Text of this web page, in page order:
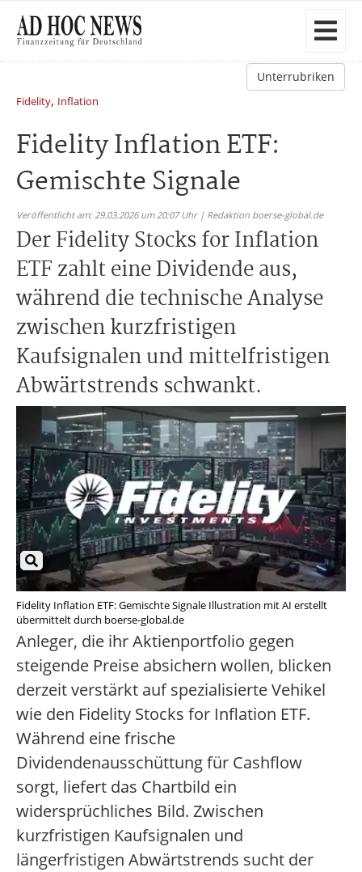
Unterrubriken
Fidelity, Inflation
Fidelity Inflation ETF:
Gemischte Signale
Veröffentlicht am: 29.03.2026 um 20:07 Uhr | Redaktion boerse-global.de
Der Fidelity Stocks for Inflation
ETF zahlt eine Dividende aus,
während die technische Analyse
zwischen kurzfristigen
Kaufsignalen und mittelfristigen
Abwärtstrends schwankt.
Fidelity Inflation ETF: Gemischte Signale Illustration mit AI erstellt
übermittelt durch boerse-global.de
Anleger, die ihr Aktienportfolio gegen
steigende Preise absichern wollen, blicken
derzeit verstärkt auf spezialisierte Vehikel
wie den Fidelity Stocks for Inflation ETF.
Während eine frische
Dividendenausschüttung für Cashflow
sorgt, liefert das Chartbild ein
widersprüchliches Bild. Zwischen
kurzfristigen Kaufsignalen und
längerfristigen Abwärtstrends sucht der